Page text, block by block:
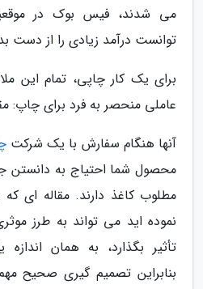
می شدند، فیس بوک در
توانست درآمد زیادی را از دست
برای یک کار چاپی، تمام این
عاملی منحصر به فرد برای چاپ:
آنها هنگام سفارش با یک شرکت
محصول شما احتیاج به
مطلوب کاغذ دارند. مقاله ای
نموده اید می تواند به طرز
تأثیر بگذارد، به همان
بنابراین تصمیم گیری صحیح